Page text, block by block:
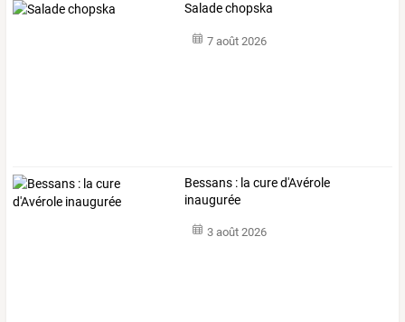
Salade chopska
7 août 2026
Bessans : la cure d'Avérole
inaugurée
3 août 2026